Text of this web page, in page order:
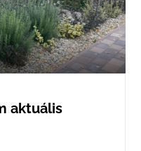
aktuális